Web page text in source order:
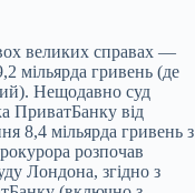
великих справах —
мільярда гривень (де
Нещодавно суд
ПриватБанку від
8,4 мільярда гривень з
розпочав
Лондона, згідно з